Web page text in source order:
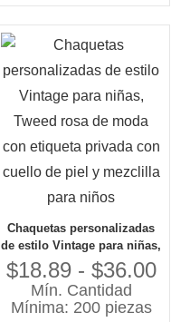
Chaquetas personalizadas
de estilo Vintage para niñas,
Tweed rosa de moda con
etiqueta privada con cuello
de piel y mezclilla para
niños
$18.89 - $36.00
Mín. Cantidad
Mínima: 200 piezas